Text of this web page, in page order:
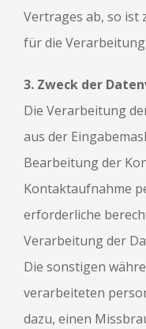
Vertrages ab, so ist
für die Verarbeitung
3. Zweck der
Die Verarbeitung
aus der
Bearbeitung der
Kontaktaufnahme
erforderliche
Verarbeitung der
Die sonstigen
verarbeiteten
dazu, einen